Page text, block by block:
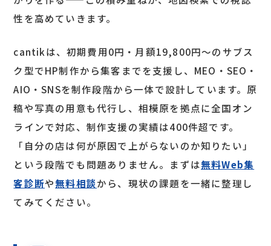
性を高めていきます。
cantikは、初期費用0円・月額19,800円〜のサブス
ク型でHP制作から集客までを支援し、MEO・SEO・
AIO・SNSを制作段階から一体で設計しています。原
稿や写真の用意も代行し、相模原を拠点に全国オン
ラインで対応、制作支援の実績は400件超です。
「自分の店は何が原因で上がらないのか知りたい」
という段階でも問題ありません。まずは無料Web集
客診断や無料相談から、現状の課題を一緒に整理し
てみてください。